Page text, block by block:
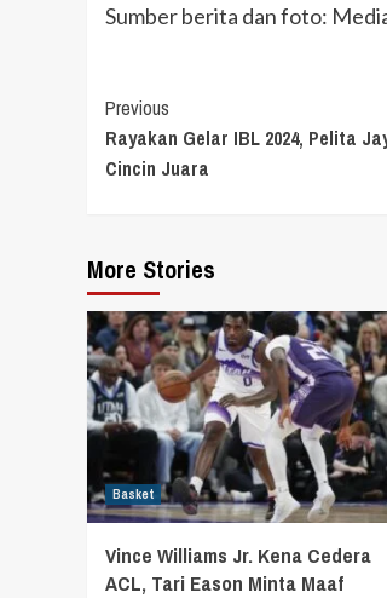
Sumber berita dan foto:
Continue
Reading
Previous
Rayakan Gelar IBL 2024, Pelita
Cincin Juara
More Stories
Basket
Vince Williams Jr. Kena Cedera
ACL, Tari Eason Minta Maaf